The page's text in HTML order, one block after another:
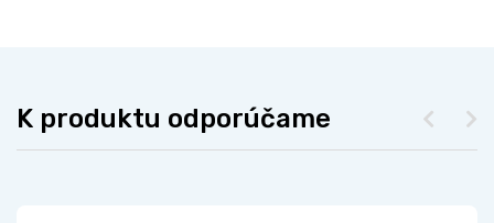
K produktu odporúčame